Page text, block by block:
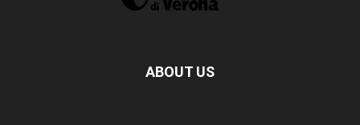
ABOUT US